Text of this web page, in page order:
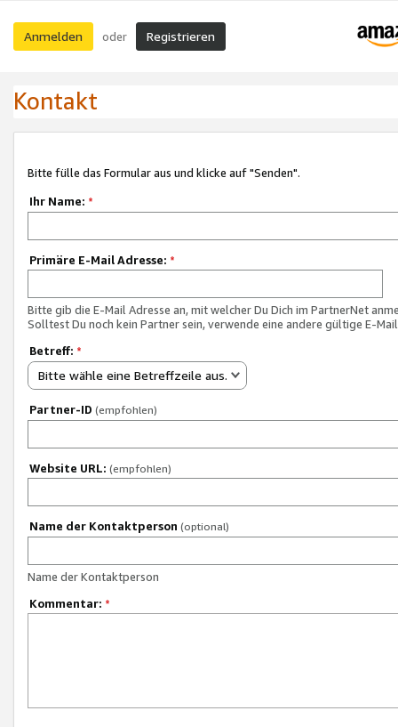
Anmelden oder Registrieren
Kontakt
Bitte fülle das Formular aus und klicke auf "Senden".
Ihr Name: *
Primäre E-Mail Adresse: *
Bitte gib die E-Mail Adresse an, mit welcher Du Dich im PartnerNet
Solltest Du noch kein Partner sein, verwende eine andere gültige E-
Betreff: *
Bitte wähle eine Betreffzeile aus.
Partner-ID (empfohlen)
Website URL: (empfohlen)
Name der Kontaktperson (optional)
Name der Kontaktperson
Kommentar: *